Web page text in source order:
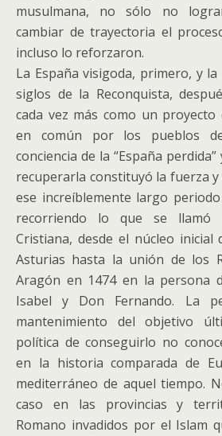
musulmana, no sólo no
cambiar de trayectoria el
incluso lo reforzaron.
La España visigoda, primero, y
siglos de la Reconquista,
cada vez más como un
en común por los pueblos
conciencia de la “España
recuperarla constituyó la fuerza
ese increíblemente largo
recorriendo lo que se llamó
Cristiana, desde el núcleo inicial
Asturias hasta la unión de los
Aragón en 1474 en la persona
Isabel y Don Fernando. La
mantenimiento del objetivo
política de conseguirlo no
en la historia comparada de
mediterráneo de aquel tiempo.
caso en las provincias y
Romano invadidos por el Islam